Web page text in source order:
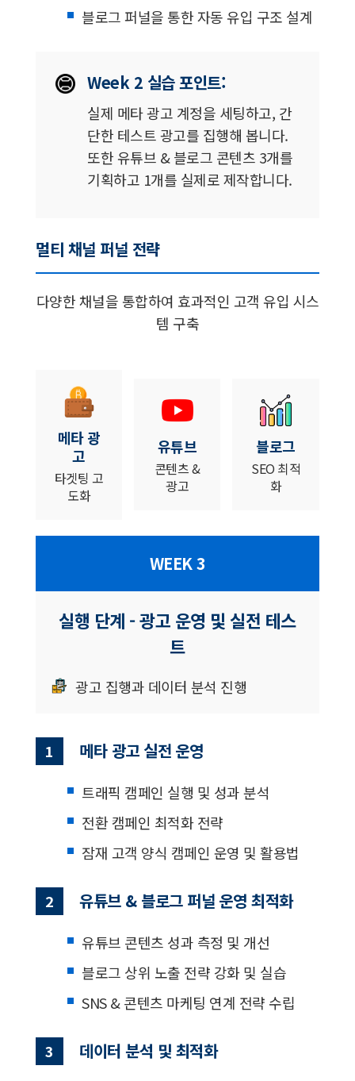
블로그 퍼널을 통한 자동 유입 구조 설계
Week 2 실습 포인트:
실제 메타 광고 계정을 세팅하고, 간
단한 테스트 광고를 집행해 봅니다.
또한 유튜브 & 블로그 콘텐츠 3개를
기획하고 1개를 실제로 제작합니다.
멀티 채널 퍼널 전략
다양한 채널을 통합하여 효과적인 고객 유입 시스
템 구축
메타 광
고
타겟팅 고
도화
유튜브
콘텐츠 &
광고
블로그
SEO 최적
화
WEEK 3
실행 단계 - 광고 운영 및 실전 테스
트
광고 집행과 데이터 분석 진행
1 메타 광고 실전 운영
트래픽 캠페인 실행 및 성과 분석
전환 캠페인 최적화 전략
잠재 고객 양식 캠페인 운영 및 활용법
2 유튜브 & 블로그 퍼널 운영 최적화
유튜브 콘텐츠 성과 측정 및 개선
블로그 상위 노출 전략 강화 및 실습
SNS & 콘텐츠 마케팅 연계 전략 수립
3 데이터 분석 및 최적화